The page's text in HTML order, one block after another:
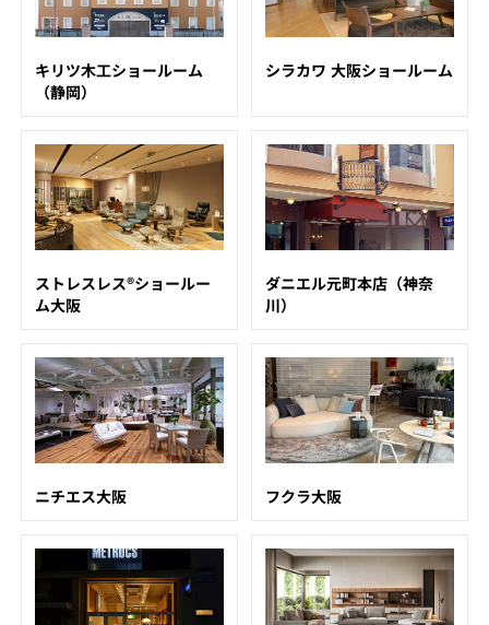
キリツ木工ショールーム
（静岡）
シラカワ 大阪ショールーム
ストレスレス®ショールー
ム大阪
ダニエル元町本店（神奈
川）
ニチエス大阪 フクラ大阪